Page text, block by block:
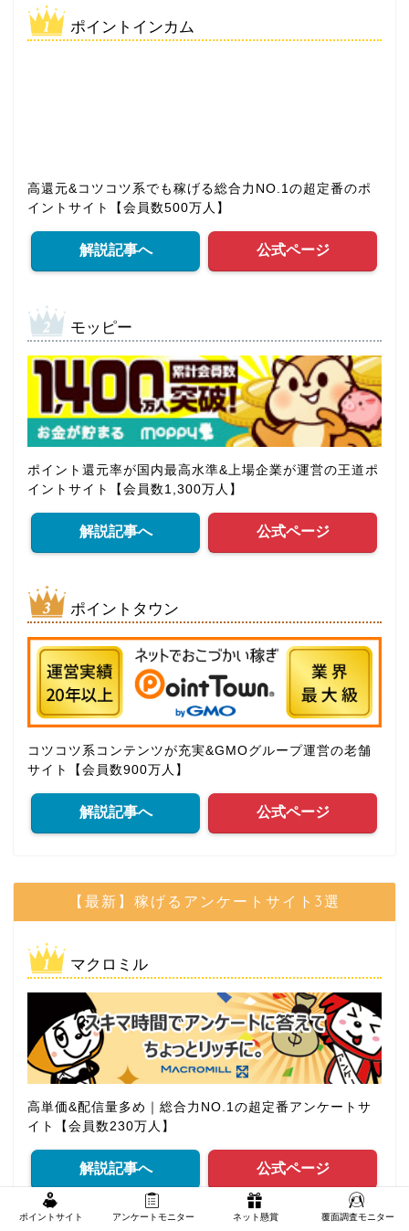
ポイントインカム
高還元&コツコツ系でも稼げる総合力NO.1の超定番のポ
イントサイト【会員数500万人】
解説記事へ 公式ページ
モッピー
ポイント還元率が国内最高水準&上場企業が運営の王道ポ
イントサイト【会員数1,300万人】
解説記事へ 公式ページ
ポイントタウン
コツコツ系コンテンツが充実&GMOグループ運営の老舗
サイト【会員数900万人】
解説記事へ 公式ページ
【最新】稼げるアンケートサイト3選
マクロミル
高単価&配信量多め｜総合力NO.1の超定番アンケートサ
イト【会員数230万人】
解説記事へ 公式ページ
ポイントサイト アンケートモニター ネット懸賞 覆面調査モニター